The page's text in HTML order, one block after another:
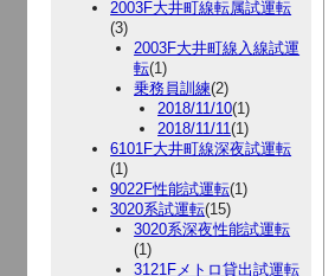
2003F大井町線転属試運転
(3)
2003F大井町線入線試運
転(1)
乗務員訓練(2)
2018/11/10(1)
2018/11/11(1)
6101F大井町線深夜試運転
(1)
9022F性能試運転(1)
3020系試運転(15)
3020系深夜性能試運転
(1)
3121Fメトロ貸出試運転